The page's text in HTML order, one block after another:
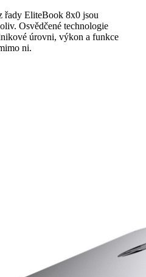
řady EliteBook 8x0 jsou
Osvědčené technologie
úrovni, výkon a funkce
ni.